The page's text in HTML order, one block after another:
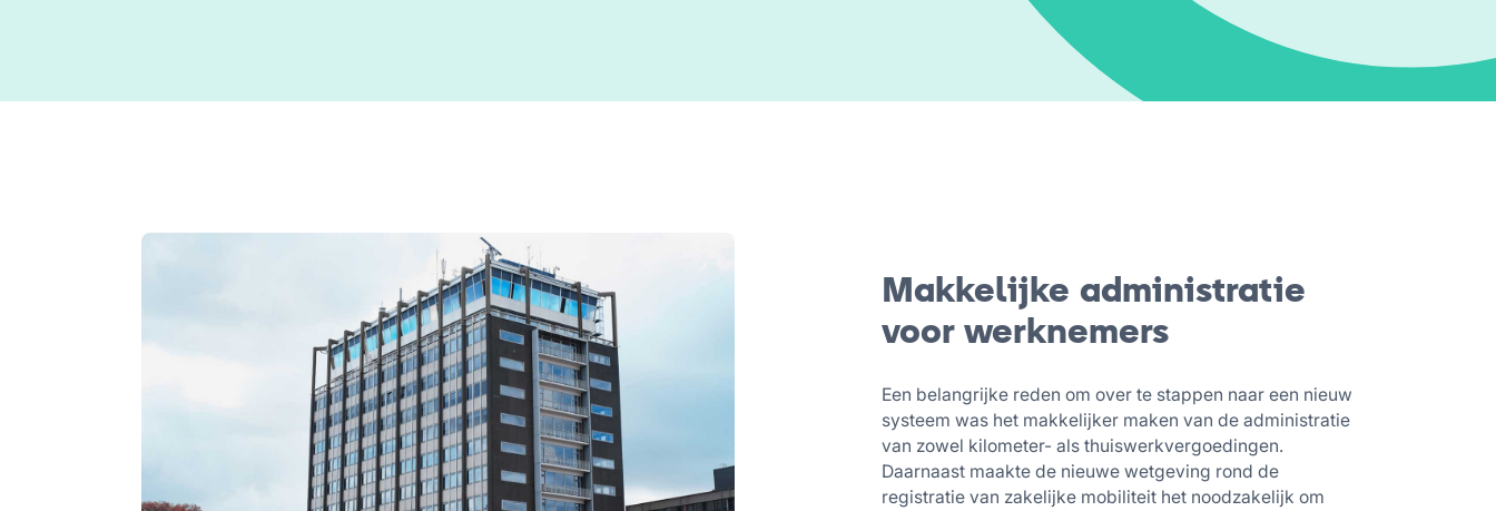
Makkelijke administratie
voor werknemers
Een belangrijke reden om over te stappen naar een nieuw
systeem was het makkelijker maken van de administratie
van zowel kilometer- als thuiswerkvergoedingen.
Daarnaast maakte de nieuwe wetgeving rond de
registratie van zakelijke mobiliteit het noodzakelijk om